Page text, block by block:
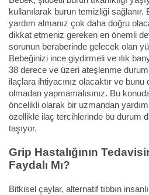
kullanılarak burun temizliği
yardım almanız çok daha doğru
dikkat etmeniz gereken en önemli
sorunun beraberinde gelecek olan
Bebeğinizi ince giydirmeli ve ılık
38 derece ve üzeri ateşlenme
ilaçlara ihtiyacınız olacaktır ve
olmadan yapmamalısınız. Bu
öncelikli olarak bir uzmandan
özellikle ilaç tercihlerinde bu durum
taşıyor.
Grip Hastalığının
Faydalı Mı?
Bitkisel çaylar, alternatif tıbbın